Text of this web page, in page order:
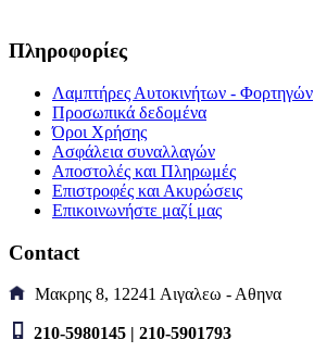
Πληροφορίες
Λαμπτήρες Αυτοκινήτων - Φορτηγών
Προσωπικά δεδομένα
Όροι Χρήσης
Ασφάλεια συναλλαγών
Αποστολές και Πληρωμές
Επιστροφές και Ακυρώσεις
Επικοινωνήστε μαζί μας
Contact
Μακρης 8, 12241 Αιγαλεω - Αθηνα
210-5980145 | 210-5901793